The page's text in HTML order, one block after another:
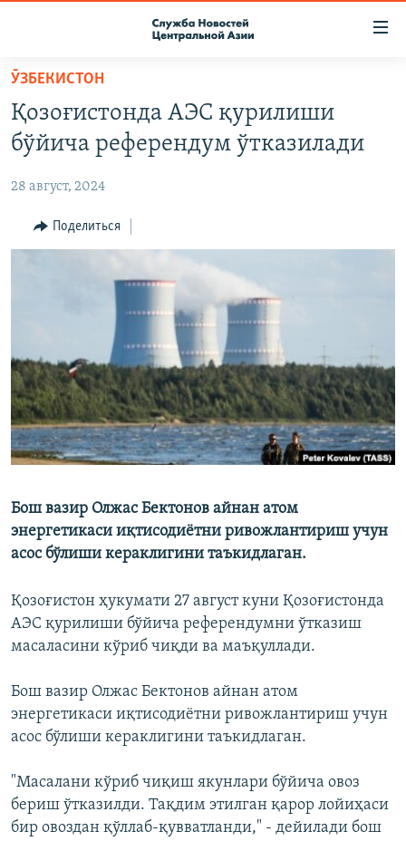
Вернуться
основному
содержанию
Вернутся
навигации
Вернутся
ПОДПИСКА
КОНТАКТЫ
RFE/RL ДИРЕКТ
НАСТОЯЩЕЕ ВРЕМЯ
ӮЗБЕКИСТОН
Қозоғистонда АЭС қурилиши
бўйича референдум ўтказилади
28 август, 2024
Поделиться
Бош вазир Олжас Бектонов айнан атом
энергетикаси иқтисодиётни ривожлантириш учун
асос бўлиши кераклигини таъкидлаган.
Қозоғистон ҳукумати 27 август куни Қозоғистонда
АЭС қурилиши бўйича референдумни ўтказиш
масаласини кўриб чиқди ва маъқуллади.
Бош вазир Олжас Бектонов айнан атом
энергетикаси иқтисодиётни ривожлантириш учун
асос бўлиши кераклигини таъкидлаган.
"Масалани кўриб чиқиш якунлари бўйича овоз
бериш ўтказилди. Тақдим этилган қарор лойиҳаси
бир овоздан қўллаб-қувватланди," - дейилади бош